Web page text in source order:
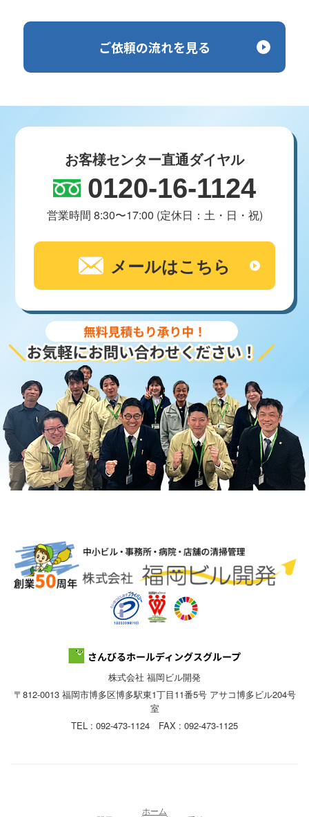
ご依頼の流れを見る
お客様センター直通ダイヤル
0120-16-1124
営業時間 8:30〜17:00 (定休日：土・日・祝)
メールはこちら
株式会社 福岡ビル開発
〒812-0013 福岡市博多区博多駅東1丁目11番5号 アサコ博多ビル204号
室
TEL : 092-473-1124 FAX : 092-473-1125
ホーム